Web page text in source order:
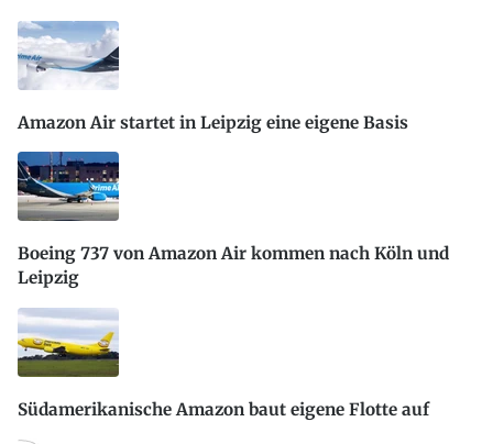
Amazon Air startet in Leipzig eine eigene Basis
Boeing 737 von Amazon Air kommen nach Köln und
Leipzig
Südamerikanische Amazon baut eigene Flotte auf